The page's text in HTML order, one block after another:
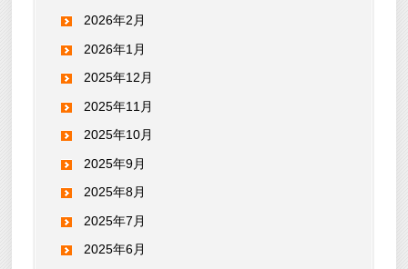
2026年2月
2026年1月
2025年12月
2025年11月
2025年10月
2025年9月
2025年8月
2025年7月
2025年6月